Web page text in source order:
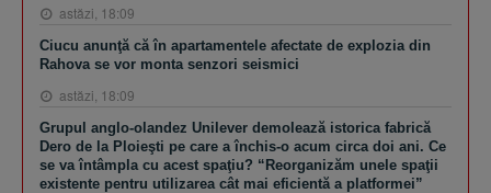
astăzi, 18:09
Ciucu anunţă că în apartamentele afectate de explozia din
Rahova se vor monta senzori seismici
astăzi, 18:09
Grupul anglo-olandez Unilever demolează istorica fabrică
Dero de la Ploieşti pe care a închis-o acum circa doi ani. Ce
se va întâmpla cu acest spaţiu? “Reorganizăm unele spaţii
existente pentru utilizarea cât mai eficientă a platformei”